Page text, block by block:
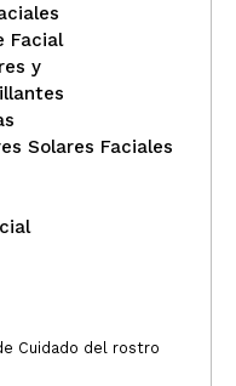
- Serum
AHA BHA
Facial
y
Solares Faciales
Cuidado del rostro